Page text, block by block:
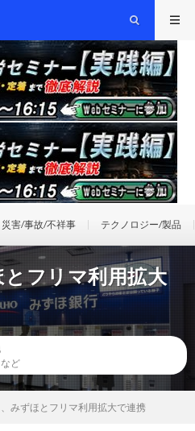
災害/事故/不祥事 テクノロジー/製品
フリマ利用拡大
ど
みずほとフリマ利用拡大で連携